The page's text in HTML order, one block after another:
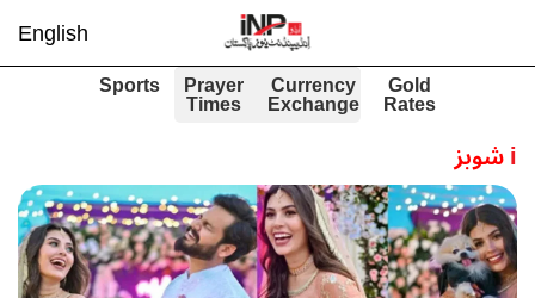
English
Gold
Rates
Currency
Exchange
Prayer
Times
Sports
iشوبز